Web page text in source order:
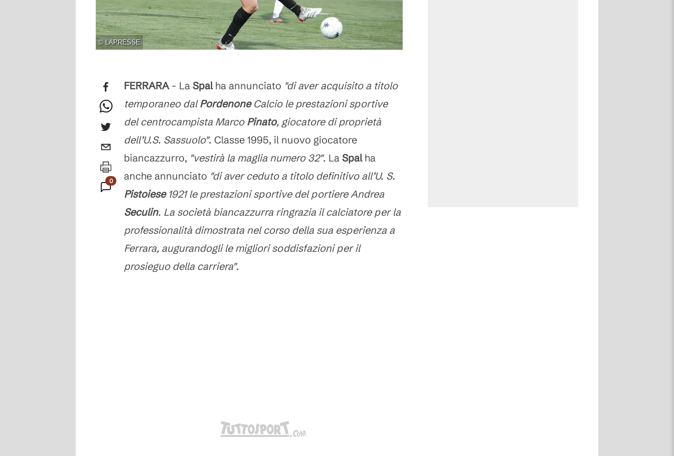
© LAPRESSE
0
Commenti
FERRARA- La Spalha annunciato "di aver acquisito a titolo
temporaneo dalPordenoneCalcio le prestazioni sportive
del centrocampista Marco Pinato, giocatore di proprietà
dell’U.S. Sassuolo". Classe 1995, il nuovo giocatore
biancazzurro, "vestirà la maglia numero 32". La Spalha
anche annunciato "di aver ceduto a titolo definitivo all’U. S.
Pistoiese1921 le prestazioni sportive del portiere Andrea
Seculin. La società biancazzurra ringrazia il calciatore per la
professionalità dimostrata nel corso della sua esperienza a
Ferrara, augurandogli le migliori soddisfazioni per il
prosieguo della carriera".